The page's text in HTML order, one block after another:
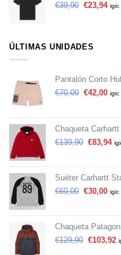
€39,90 €23,94 igic
ÚLTIMAS UNIDADES
Pantalón Corto
€70,00 €42,00 igic
Chaqueta
€139,90 €83,94
Suéter Carhartt
€60,00 €30,00 igic
Chaqueta
€129,90 €103,92